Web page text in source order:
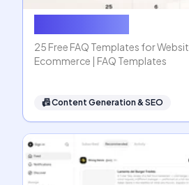
25 Free FAQ Templates for
Ecommerce | FAQ Templates
📠Content Generation & SEO